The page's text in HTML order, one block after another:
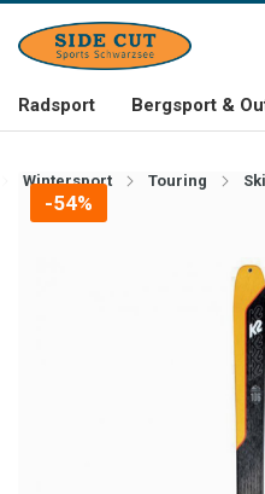
Radsport Bergsport &
Wintersport Touring Ski
-54%